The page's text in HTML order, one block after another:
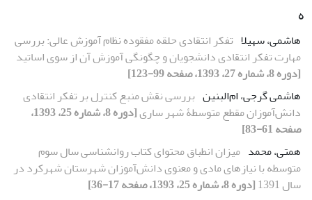
ه
هاشمی، سهیلا تفکر انتقادی حلقه مفقوده نظام آموزش عالی: بررسی
مهارت تفکر انتقادی دانشجویان و چگونگی آموزش آن از سوی اساتید
[دوره 8، شماره 27، 1393، صفحه 99-123]
هاشمی گرجی، ام‌البنین بررسی نقش منبع کنترل بر تفکر انتقادی
دانش‌آموزان مقطع متوسطۀ شهر ساری
[دوره 8، شماره 25، 1393،
صفحه 61-83]
همتی، محمد میزان انطباق محتوای کتاب روانشناسی سال سوم
متوسطه با نیازهای مادی و معنوی دانش‌آموزان شهرستان شهرکرد در
سال 1391
[دوره 8، شماره 25، 1393، صفحه 17-36]